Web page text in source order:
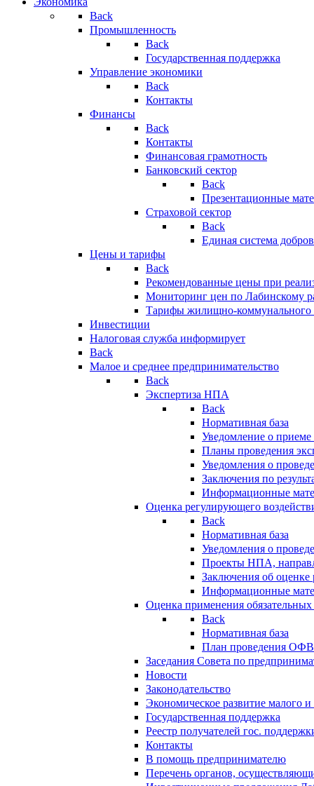
Back
Промышленность
Back
Государственная поддержка
Управление экономики
Back
Контакты
Финансы
Back
Контакты
Финансовая грамотность
Банковский сектор
Back
Презентационные
Страховой сектор
Back
Единая система
Цены и тарифы
Back
Рекомендованные цены при
Мониторинг цен по Лабинскому
Тарифы жилищно-коммунального
Инвестиции
Налоговая служба информирует
Back
Малое и среднее предпринимательство
Back
Экспертиза НПА
Back
Нормативная база
Уведомление о
Планы проведения
Уведомления о
Заключения по
Информационные
Оценка регулирующего
Back
Нормативная база
Уведомления о
Проекты НПА,
Заключения об
Информационные
Оценка применения
Back
Нормативная база
План проведения
Заседания Совета по
Новости
Законодательство
Экономическое развитие малого и
Государственная поддержка
Реестр получателей гос.
Контакты
В помощь предпринимателю
Перечень органов,